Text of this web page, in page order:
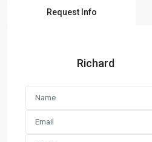
Request Info
Richard